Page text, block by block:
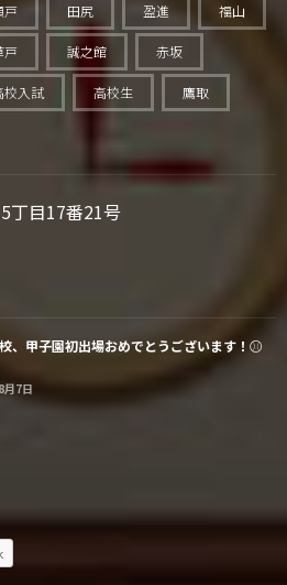
戸 田尻 盈進 福山
戸 誠之館 赤坂
校入試 高校生 鷹取
丁目17番21号
、甲子園初出場おめでとうございます！⚾️
月7日